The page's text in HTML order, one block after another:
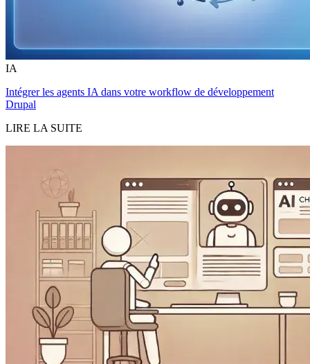
IA
Intégrer les agents IA dans votre workflow de développement
Drupal
LIRE LA SUITE